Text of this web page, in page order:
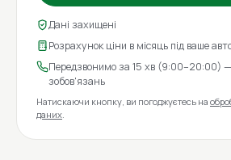
Дані захищені
Розрахунок ціни в місяць під ваше
Передзвонимо за 15 хв (9:00–20:00)
зобов'язань
Натискаючи кнопку, ви погоджуєтесь на
даних.